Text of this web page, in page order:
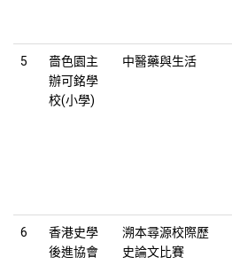
5
嗇色園主
辦可銘學
校(小學)
中醫藥與生活
6
香港史學
後進協會
溯本尋源校際歷
史論文比賽